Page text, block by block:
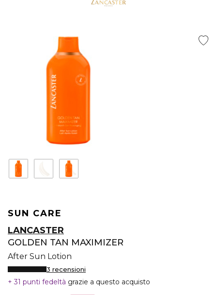
SUN CARE
LANCASTER
GOLDEN TAN MAXIMIZER
After Sun Lotion
3 recensioni
31 punti fedeltà grazie a questo acquisto